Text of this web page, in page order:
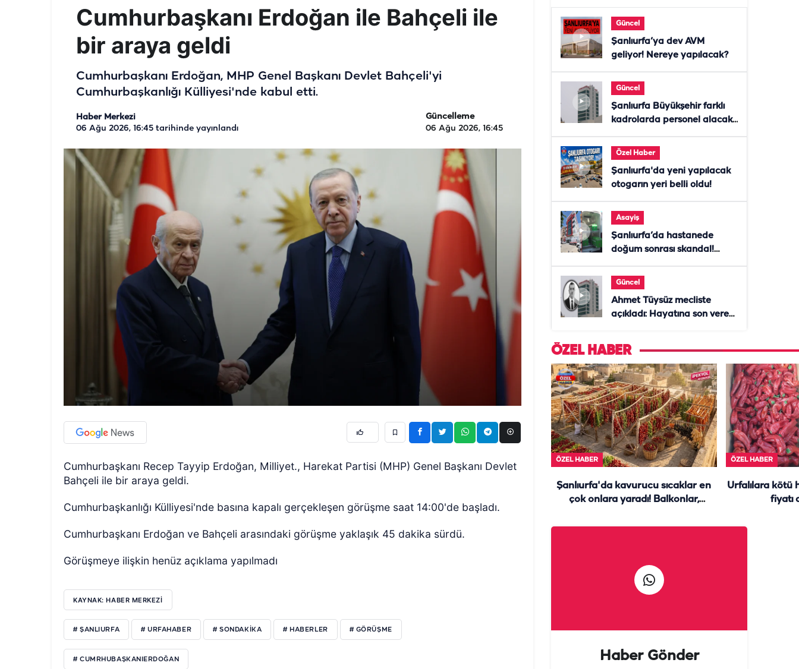
Cumhurbaşkanı Erdoğan ile Bahçeli ile
bir araya geldi
Cumhurbaşkanı Erdoğan, MHP Genel Başkanı Devlet Bahçeli'yi
Cumhurbaşkanlığı Külliyesi'nde kabul etti.
Haber Merkezi
06 Ağu 2026, 16:45 tarihinde yayınlandı
Güncelleme
06 Ağu 2026, 16:45
Cumhurbaşkanı Recep Tayyip Erdoğan, Milliyet., Harekat Partisi (MHP) Genel Başkanı Devlet
Bahçeli ile bir araya geldi.
Cumhurbaşkanlığı Külliyesi'nde basına kapalı gerçekleşen görüşme saat 14:00'de başladı.
Cumhurbaşkanı Erdoğan ve Bahçeli arasındaki görüşme yaklaşık 45 dakika sürdü.
Görüşmeye ilişkin henüz açıklama yapılmadı
KAYNAK: HABER MERKEZI
# ŞANLIURFA # URFAHABER # SONDAKIKA # HABERLER # GÖRÜŞME
# CUMRHUBAŞKANIERDOĞAN
Güncel
Şanlıurfa’ya dev AVM
geliyor! Nereye yapılacak?
Güncel
Şanlıurfa Büyükşehir farklı
kadrolarda personel alacak!
Özel Haber
Şanlıurfa'da yeni yapılacak
otogarın yeri belli oldu!
Asayiş
Şanlıurfa’da hastanede
doğum sonrası skandal!
Güncel
Ahmet Tüysüz mecliste
açıkladı: Hayatına son veren
ÖZEL HABER
ÖZEL HABER
Şanlıurfa'da kavurucu sıcaklar en
çok onlara yaradı! Balkonlar,
ÖZEL HABER
Urfalılara kötü
fiyatı
Haber Gönder